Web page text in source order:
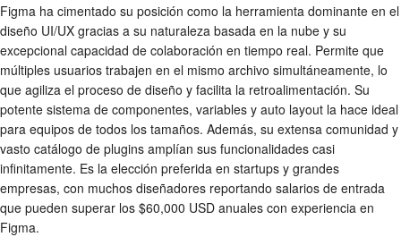
Figma ha cimentado su posición como la herramienta dominante en el
diseño UI/UX gracias a su naturaleza basada en la nube y su
excepcional capacidad de colaboración en tiempo real. Permite que
múltiples usuarios trabajen en el mismo archivo simultáneamente, lo
que agiliza el proceso de diseño y facilita la retroalimentación. Su
potente sistema de componentes, variables y auto layout la hace ideal
para equipos de todos los tamaños. Además, su extensa comunidad y
vasto catálogo de plugins amplían sus funcionalidades casi
infinitamente. Es la elección preferida en startups y grandes
empresas, con muchos diseñadores reportando salarios de entrada
que pueden superar los $60,000 USD anuales con experiencia en
Figma.